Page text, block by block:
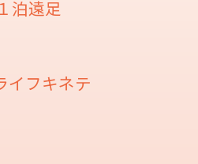
泊遠足
フキネテ